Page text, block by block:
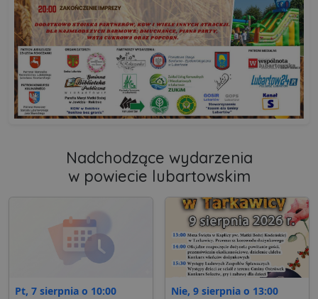
Nadchodzące wydarzenia
w powiecie lubartowskim
Pt, 7 sierpnia o 10:00 Nie, 9 sierpnia o 13:00